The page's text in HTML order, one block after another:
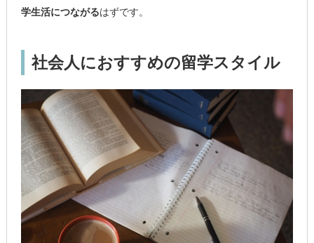
学生活につながるはずです。
社会人におすすめの留学スタイル